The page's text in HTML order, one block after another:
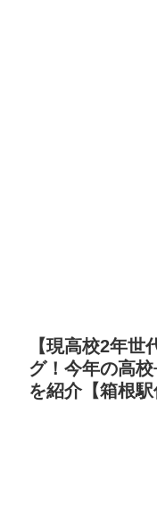
【現高校2年
グ！今年の高
を紹介【箱根駅